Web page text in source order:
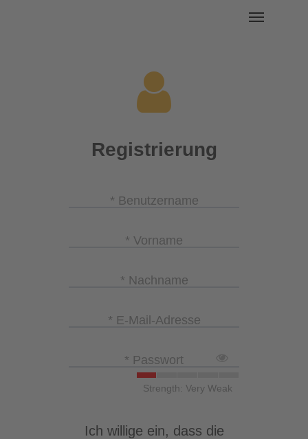
Registrierung
* Benutzername
* Vorname
* Nachname
* E-Mail-Adresse
* Passwort
Strength: Very Weak
Ich willige ein, dass die